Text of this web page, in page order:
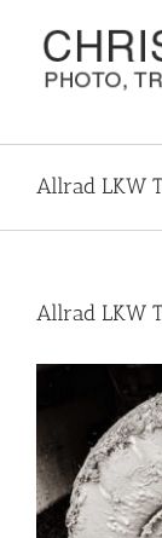
Inhalt
springen
Allrad LKW
Allrad LKW
grösseres
Bild